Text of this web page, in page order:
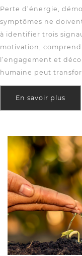
Perte d’énergie,
symptômes ne
à identifier trois
motivation,
l’engagement et
humaine peut
En savoir plus